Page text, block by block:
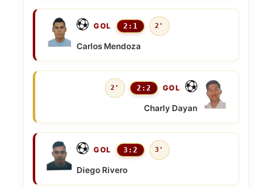
GOL 2:1 2'
Carlos Mendoza
2' 2:2 GOL
Charly Dayan
GOL 3:2 3'
Diego Rivero